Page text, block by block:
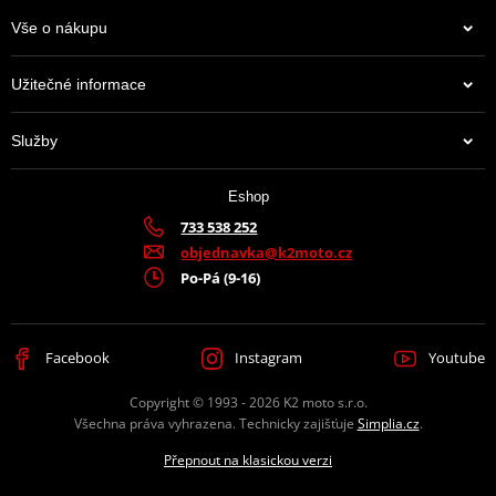
JT Sprockets je leader na trhu s kolečky a rozetami, který prodává
moderní továrnu plnou CNC strojů, které zpracovávají ty top
materiály, jaké se používají. A mají jich hodně. Prakticky na
D.I.D + JT
zlatá
Vše o nákupu
Užitečné informace
Služby
Eshop
733 538 252
objednavka@k2moto.cz
Po-Pá (9-16)
Facebook Instagram Youtube
Copyright © 1993 - 2026 K2 moto s.r.o.
Všechna práva vyhrazena. Technicky zajišťuje Simplia.cz.
Přepnout na klasickou verzi